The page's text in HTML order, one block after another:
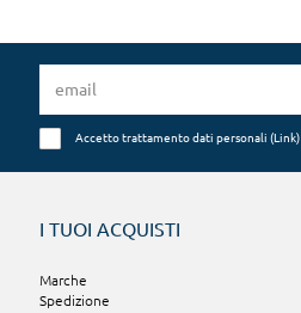
Accetto trattamento dati personali (Link)
I TUOI ACQUISTI
Marche
Spedizione